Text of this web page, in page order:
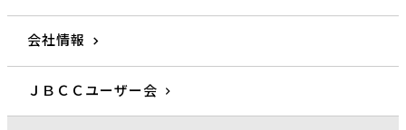
会社情報
ＪＢＣＣユーザー会